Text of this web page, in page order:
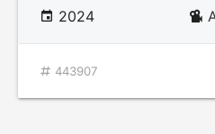
2024
443907